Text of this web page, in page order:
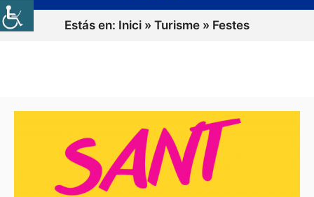
Estás en: Inici » Turisme » Festes